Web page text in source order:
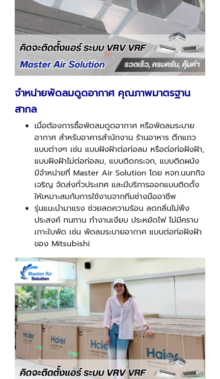
จำหน่ายพัดลมดูดอากาศ คุณภาพมาตรฐาน
สากล
เมื่อต้องการซื้อพัดลมดูดอากาศ หรือพัดลมระบาย
อากาศ สำหรับอาคารสำนักงาน ร้านอาหาร ตึกแถว
แบบต่างๆ เช่น แบบฝังฝ้าต่อท่อลม หรือต่อท่อฝังฝ้า,
แบบฝังฝ้าไม่ต่อท่อลม, แบบติดกระจก, แบบติดผนัง
มีจำหน่ายที่ Master Air Solution โดย หจก.นนทกิจ
เจริญ จัดส่งทั่วประเทศ และมีบริการออกแบบติดตั้ง
ให้เหมาะสมกับการใช้งานจากทีมช่างมืออาชีพ
รุ่นแนะนำมาแรง ช่วยลดความร้อน ลดกลิ่นไม่พึง
ประสงค์ ทนทาน ทำงานเงียบ ประหยัดไฟ ไม่มีคราบ
เกาะใบพัด เช่น พัดลมระบายอากาศ แบบต่อท่อฝังฝ้า
ของ Mitsubishi